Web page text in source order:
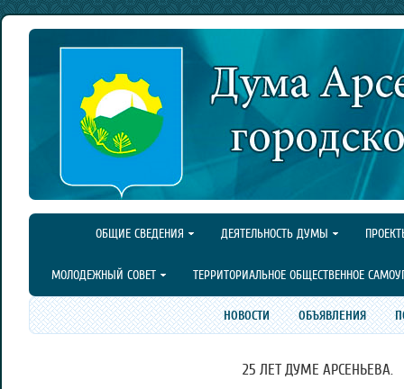
ОБЩИЕ СВЕДЕНИЯ ДЕЯТЕЛЬНОСТЬ ДУМЫ
МОЛОДЕЖНЫЙ СОВЕТ ТЕРРИТОРИАЛЬНОЕ ОБЩЕСТВЕННОЕ
НОВОСТИ ОБЪЯВЛЕНИЯ
25 ЛЕТ ДУМЕ АРСЕНЬЕВА.